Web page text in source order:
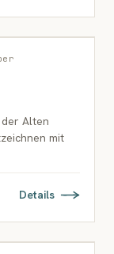
Alten
mit
Details